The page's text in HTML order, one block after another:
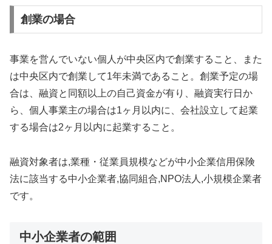
創業の場合
事業を営んでいない個人が中央区内で創業すること、また
は中央区内で創業して1年未満であること。創業予定の場
合は、融資と同額以上の自己資金が有り、融資実行日か
ら、個人事業主の場合は1ヶ月以内に、会社設立して起業
する場合は2ヶ月以内に起業すること。
融資対象者は,業種・従業員規模などが中小企業信用保険
法に該当する中小企業者,協同組合,NPO法人,小規模企業者
です。
中小企業者の範囲